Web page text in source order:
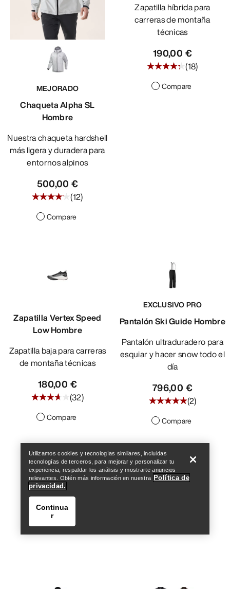
MEJORADO
Chaqueta Alpha SL
Hombre
Nuestra chaqueta hardshell
más ligera y duradera para
entornos alpinos
500,00 €
(12)
Compare
Zapatilla híbrida para
carreras de montaña
técnicas
190,00 €
(18)
Compare
Zapatilla Vertex Speed
Low Hombre
Zapatilla baja para carreras
de montaña técnicas
180,00 €
(32)
Compare
EXCLUSIVO PRO
Pantalón Ski Guide Hombre
Pantalón ultraduradero para
esquiar y hacer snow todo el
día
796,00 €
(2)
Compare
Utilizamos cookies y tecnologías similares, incluidas
tecnologías de terceros, para mejorar y personalizar tu
experiencia, respaldar los análisis y mostrarte anuncios
relevantes. Obtén más información en nuestra Política de
privacidad.
Continua
r